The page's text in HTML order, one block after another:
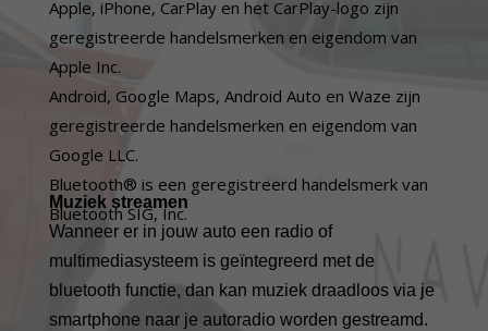
Apple, iPhone, CarPlay en het CarPlay-logo zijn
geregistreerde handelsmerken en eigendom van
Apple Inc.
Android, Google Maps, Android Auto en Waze zijn
geregistreerde handelsmerken en eigendom van
Google LLC.
Bluetooth® is een geregistreerd handelsmerk van
Bluetooth SIG, Inc.
Muziek streamen
Wanneer er in jouw auto een radio of
multimediasysteem is geïntegreerd met de
bluetooth functie, dan kan muziek draadloos via je
smartphone naar je autoradio worden gestreamd.